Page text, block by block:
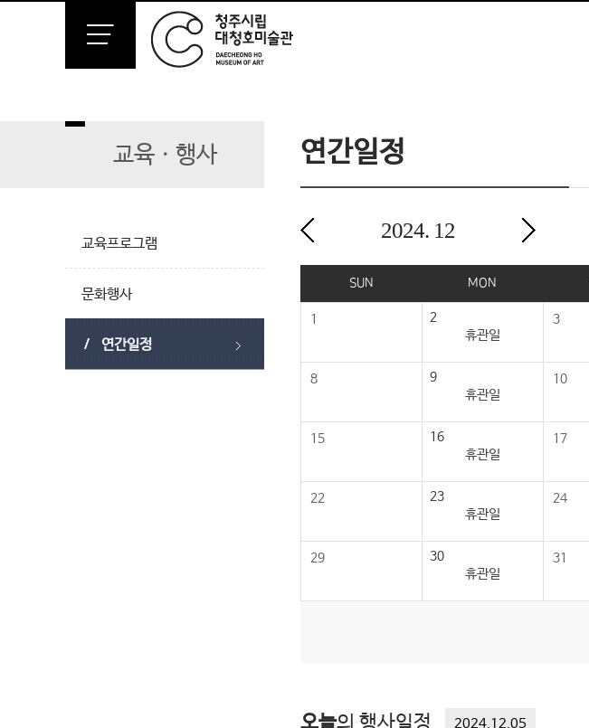
교육ㆍ행사
교육프로그램
문화행사
연간일정
연간일정
2024. 12
SUN MON
1 2
휴관일
3
8 9
휴관일
10
15 16
휴관일
17
22 23
휴관일
24
29 30
휴관일
31
오늘의 행사일정 2024.12.05